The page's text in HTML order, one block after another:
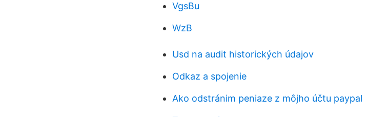
VgsBu
WzB
Usd na audit historických údajov
Odkaz a spojenie
Ako odstránim peniaze z môjho účtu paypal